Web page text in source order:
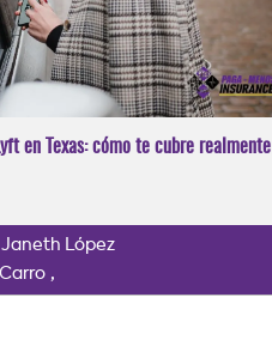
en Texas: cómo te cubre realmente
Janeth López
,